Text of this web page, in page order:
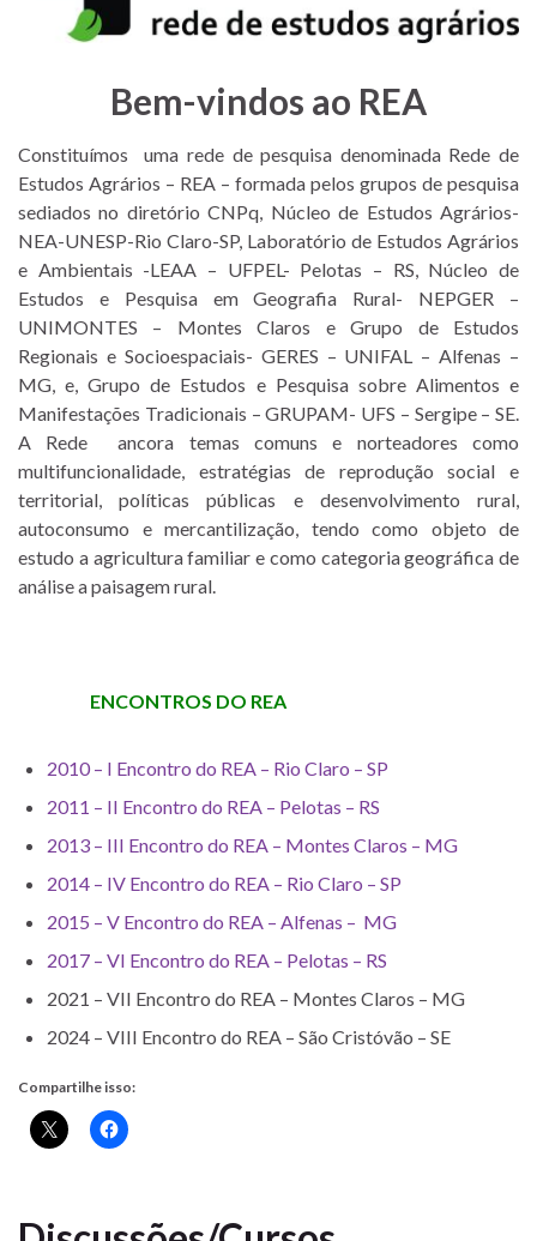
Bem-vindos ao REA
Constituímos uma rede de pesquisa denominada Rede de
Estudos Agrários – REA – formada pelos grupos de pesquisa
sediados no diretório CNPq, Núcleo de Estudos Agrários-
NEA-UNESP-Rio Claro-SP, Laboratório de Estudos Agrários
e Ambientais -LEAA – UFPEL- Pelotas – RS, Núcleo de
Estudos e Pesquisa em Geografia Rural- NEPGER –
UNIMONTES – Montes Claros e Grupo de Estudos
Regionais e Socioespaciais- GERES – UNIFAL – Alfenas –
MG, e, Grupo de Estudos e Pesquisa sobre Alimentos e
Manifestações Tradicionais – GRUPAM- UFS – Sergipe – SE.
A Rede ancora temas comuns e norteadores como
multifuncionalidade, estratégias de reprodução social e
territorial, políticas públicas e desenvolvimento rural,
autoconsumo e mercantilização, tendo como objeto de
estudo a agricultura familiar e como categoria geográfica de
análise a paisagem rural.
ENCONTROS DO REA
2010 – I Encontro do REA – Rio Claro – SP
2011 – II Encontro do REA – Pelotas – RS
2013 – III Encontro do REA – Montes Claros – MG
2014 – IV Encontro do REA – Rio Claro – SP
2015 – V Encontro do REA – Alfenas – MG
2017 – VI Encontro do REA – Pelotas – RS
2021 – VII Encontro do REA – Montes Claros – MG
2024 – VIII Encontro do REA – São Cristóvão – SE
Compartilhe isso: